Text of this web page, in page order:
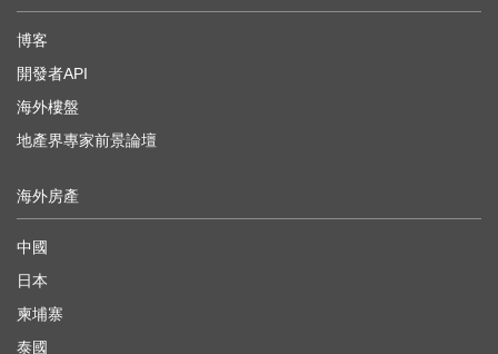
博客
開發者API
海外樓盤
地產界專家前景論壇
海外房產
中國
日本
柬埔寨
泰國